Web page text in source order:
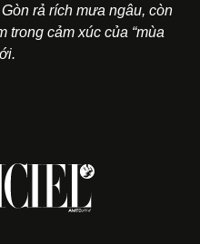
rả rích mưa ngâu, còn
trong cảm xúc của “mùa